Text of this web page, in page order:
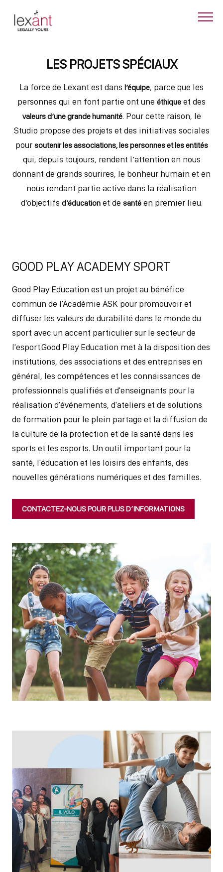
LES PROJETS SPÉCIAUX
La force de Lexant est dans l’équipe, parce que les
personnes qui en font partie ont une éthique et des
valeurs d’une grande humanité. Pour cette raison, le
Studio propose des projets et des initiatives sociales
pour soutenir les associations, les personnes et les entités
qui, depuis toujours, rendent l’attention en nous
donnant de grands sourires, le bonheur humain et en
nous rendant partie active dans la réalisation
d’objectifs d’éducationet de santéen premier lieu.
GOOD PLAY ACADEMY SPORT
Good Play Education est un projet au bénéfice
commun de l'Académie ASK pour promouvoir et
diffuser les valeurs de durabilité dans le monde du
sport avec un accent particulier sur le secteur de
l'esport.Good Play Education met à la disposition des
institutions, des associations et des entreprises en
général, les compétences et les connaissances de
professionnels qualifiés et d'enseignants pour la
réalisation d'événements, d'ateliers et de solutions
de formation pour le plein partage et la diffusion de
la culture de la protection et de la santé dans les
sports et les esports. Un outil important pour la
santé, l'éducation et les loisirs des enfants, des
nouvelles générations numériques et des familles.
CONTACTEZ-NOUS POUR PLUS D’INFORMATIONS